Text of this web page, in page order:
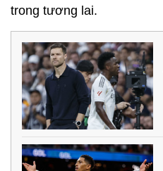
trong tương lai.